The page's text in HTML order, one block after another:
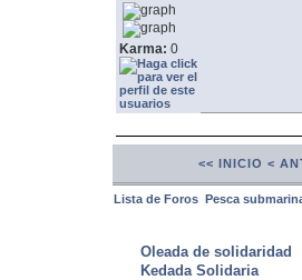
Karma: 0
<< INICIO <
Lista de Foros Pesca
Oleada de solidaridad
Kedada Solidaria